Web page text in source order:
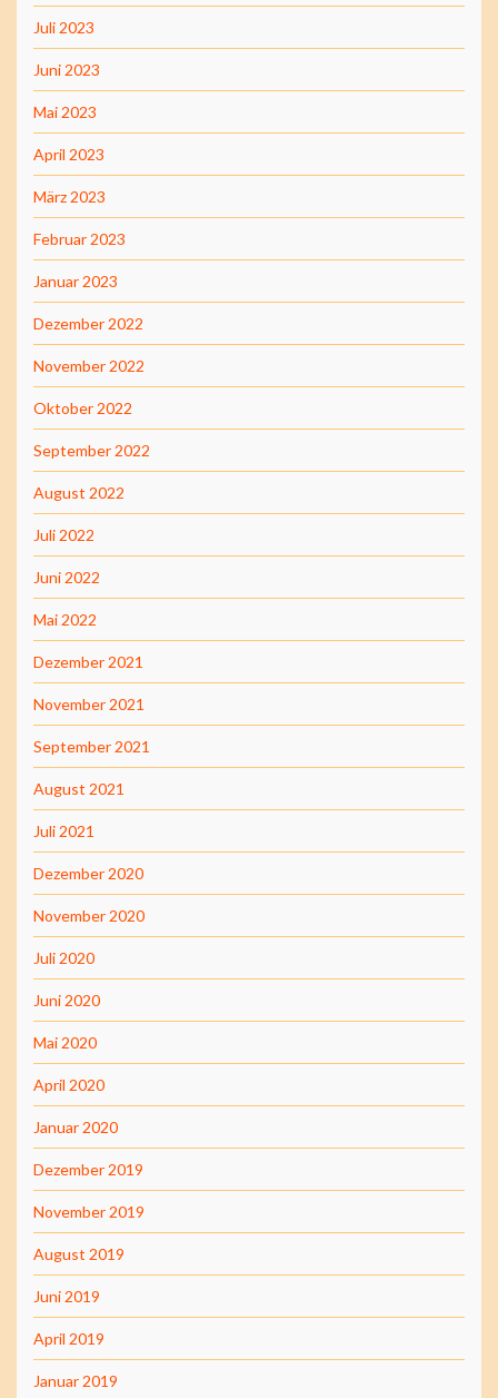
Juli 2023
Juni 2023
Mai 2023
April 2023
März 2023
Februar 2023
Januar 2023
Dezember 2022
November 2022
Oktober 2022
September 2022
August 2022
Juli 2022
Juni 2022
Mai 2022
Dezember 2021
November 2021
September 2021
August 2021
Juli 2021
Dezember 2020
November 2020
Juli 2020
Juni 2020
Mai 2020
April 2020
Januar 2020
Dezember 2019
November 2019
August 2019
Juni 2019
April 2019
Januar 2019